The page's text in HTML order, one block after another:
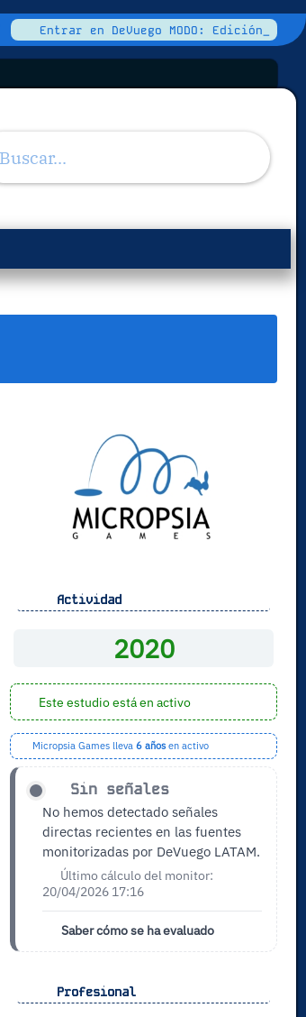
Entrar en DeVuego MODO: Edición_
Actividad
2020
Este estudio está en activo
Micropsia Games lleva 6 añosen activo
Sin señales
No hemos detectado señales
directas recientes en las fuentes
monitorizadas por DeVuego LATAM.
Último cálculo del monitor:
20/04/2026 17:16
Saber cómo se ha evaluado
Profesional